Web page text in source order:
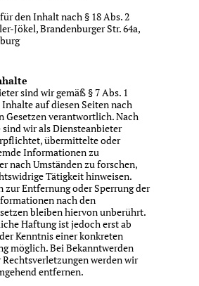
den Inhalt nach § 18 Abs. 2
Jökel, Brandenburger Str. 64a,
sind wir gemäß § 7 Abs. 1
auf diesen Seiten nach
Gesetzen verantwortlich. Nach
sind wir als Diensteanbieter
übermittelte oder
Informationen zu
nach Umständen zu forschen,
Tätigkeit hinweisen.
zur Entfernung oder Sperrung der
nach den
bleiben hiervon unberührt.
Haftung ist jedoch erst ab
Kenntnis einer konkreten
möglich. Bei Bekanntwerden
werden wir
entfernen.